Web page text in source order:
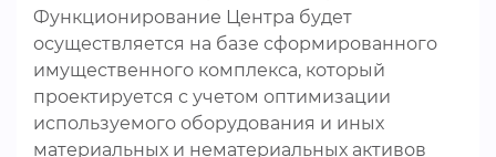
Функционирование Центра будет
осуществляется на базе сформированного
имущественного комплекса, который
проектируется с учетом оптимизации
используемого оборудования и иных
материальных и нематериальных активов